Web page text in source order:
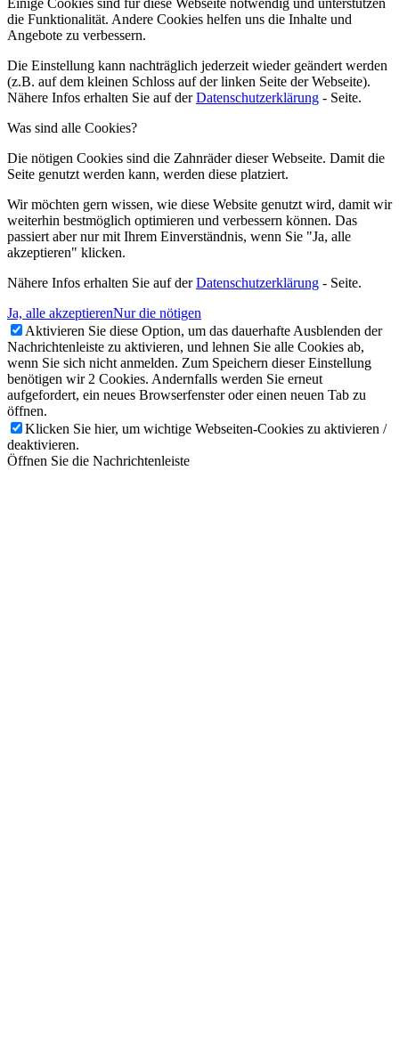
die Funktionalität. Andere Cookies helfen uns die Inhalte und
Angebote zu verbessern.
Die Einstellung kann nachträglich jederzeit wieder geändert werden
(z.B. auf dem kleinen Schloss auf der linken Seite der Webseite).
Nähere Infos erhalten Sie auf derDatenschutzerklärung - Seite.
Was sind alle Cookies?
Die nötigen Cookies sind die Zahnräder dieser Webseite. Damit die
Seite genutzt werden kann, werden diese platziert.
Wir möchten gern wissen, wie diese Website genutzt wird, damit wir
weiterhin bestmöglich optimieren und verbessern können. Das
passiert aber nur mit Ihrem Einverständnis, wenn Sie "Ja, alle
akzeptieren" klicken.
Nähere Infos erhalten Sie auf derDatenschutzerklärung - Seite.
Ja, alle akzeptierenNur die nötigen
Aktivieren Sie diese Option, um das dauerhafte Ausblenden der
Nachrichtenleiste zu aktivieren, und lehnen Sie alle Cookies ab,
wenn Sie sich nicht anmelden. Zum Speichern dieser Einstellung
benötigen wir 2 Cookies. Andernfalls werden Sie erneut
aufgefordert, ein neues Browserfenster oder einen neuen Tab zu
öffnen.
Klicken Sie hier, um wichtige Webseiten-Cookies zu aktivieren /
deaktivieren.
Öffnen Sie die Nachrichtenleiste